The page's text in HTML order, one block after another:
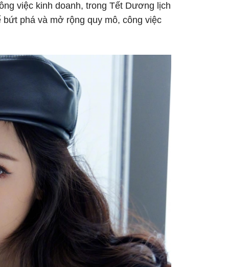
việc kinh doanh, trong Tết Dương lịch
phá và mở rộng quy mô, công việc